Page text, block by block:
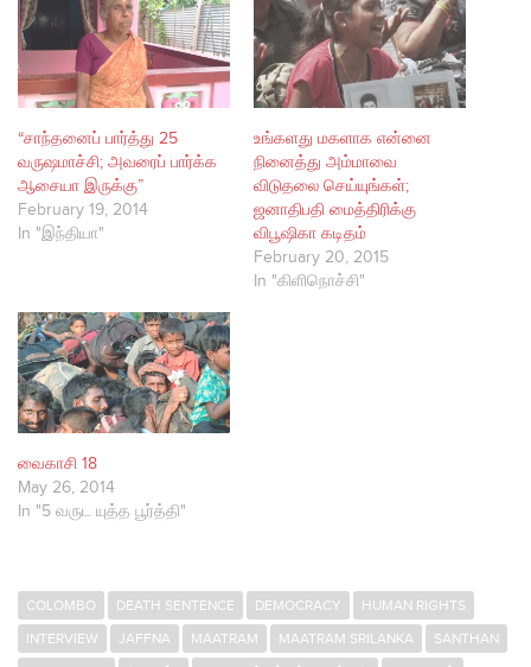
“சாந்தனைப் பார்த்து 25
வருஷமாச்சி; அவரைப் பார்க்க
ஆசையா இருக்கு”
February 19, 2014
In "இந்தியா"
உங்களது மகளாக என்னை
நினைத்து அம்மாவை
விடுதலை செய்யுங்கள்;
ஜனாதிபதி மைத்திரிக்கு
விபூஷிகா கடிதம்
February 20, 2015
In "கிளிநொச்சி"
வைகாசி 18
May 26, 2014
In "5 வருட யுத்த பூர்த்தி"
COLOMBO DEATH SENTENCE DEMOCRACY
HUMAN RIGHTS
INTERVIEW
JAFFNA MAATRAM MAATRAM SRILANKA
SANTHAN